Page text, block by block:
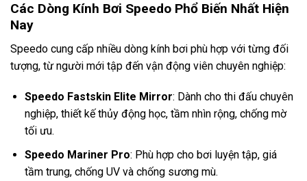
Các Dòng Kính Bơi Speedo Phổ Biến Nhất Hiện
Nay
Speedo cung cấp nhiều dòng kính bơi phù hợp với từng đối
tượng, từ người mới tập đến vận động viên chuyên nghiệp:
Speedo Fastskin Elite Mirror: Dành cho thi đấu chuyên
nghiệp, thiết kế thủy động học, tầm nhìn rộng, chống mờ
tối ưu.
Speedo Mariner Pro: Phù hợp cho bơi luyện tập, giá
tầm trung, chống UV và chống sương mù.